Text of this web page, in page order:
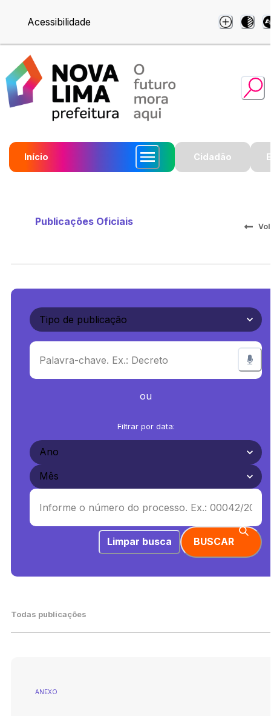
Acessibilidade
Início Cidadão
Publicações Oficiais
ou
Filtrar por data:
Limpar busca BUSCAR
Todas publicações
ANEXO